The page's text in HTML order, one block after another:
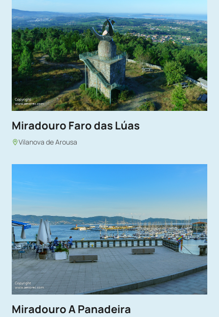
Miradouro Faro das Lúas
Vilanova de Arousa
Miradouro A Panadeira